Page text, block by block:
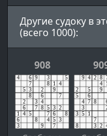
Другие судоку в
(всего 1000):
908